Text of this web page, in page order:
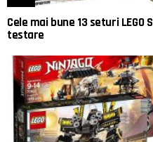
Cele mai bune 13 seturi
testare